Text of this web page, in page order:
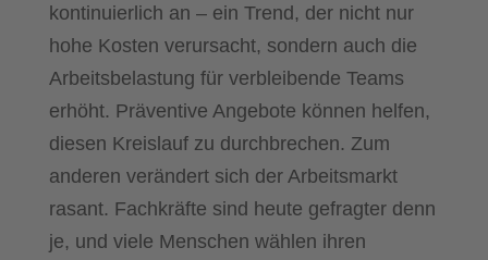
kontinuierlich an – ein Trend, der nicht nur
hohe Kosten verursacht, sondern auch die
Arbeitsbelastung für verbleibende Teams
erhöht. Präventive Angebote können helfen,
diesen Kreislauf zu durchbrechen. Zum
anderen verändert sich der Arbeitsmarkt
rasant. Fachkräfte sind heute gefragter denn
je, und viele Menschen wählen ihren